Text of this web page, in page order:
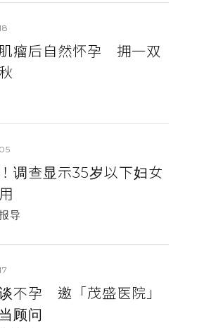
瘤后自然怀孕 拥一双
调查显示35岁以下妇女
导
不孕 邀「茂盛医院」
顾问